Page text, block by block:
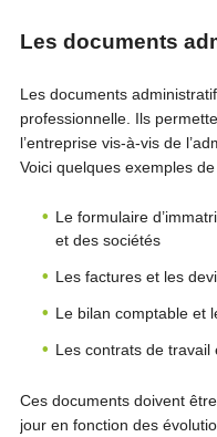
Les documents
Les documents
professionnelle. Ils
l’entreprise vis-à-vis de
Voici quelques exemples
Le formulaire
et des sociétés
Les factures et les
Le bilan comptable et
Les contrats de travail
Ces documents doivent
jour en fonction des